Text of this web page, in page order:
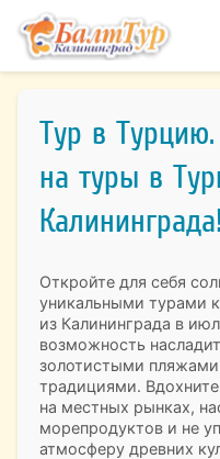
Тур в
на туры в
Калининграда!
Откройте для себя
уникальными турами
из Калининграда в
возможность
золотистыми
традициями.
на местных рынках,
морепродуктов и не
атмосферу древних